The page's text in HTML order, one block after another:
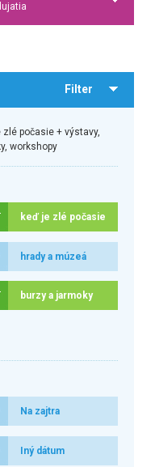
Filter
zlé počasie + výstavy,
workshopy
keď je zlé počasie
hrady a múzeá
burzy a jarmoky
Na zajtra
Iný dátum